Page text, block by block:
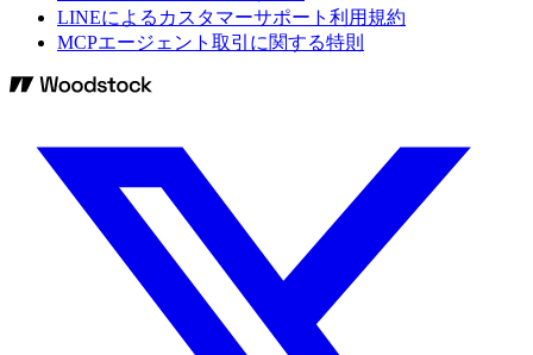
LINEによるカスタマーサポート利用規約
MCPエージェント取引に関する特則